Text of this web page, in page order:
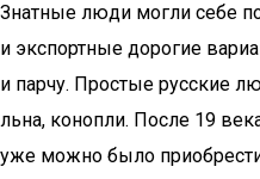
Знатные люди могли себе
и экспортные дорогие
и парчу. Простые русские
льна, конопли. После 19
уже можно было